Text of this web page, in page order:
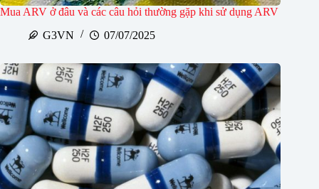
Mua ARV ở đâu và các câu hỏi thường gặp khi sử dụng ARV
G3VN
07/07/2025